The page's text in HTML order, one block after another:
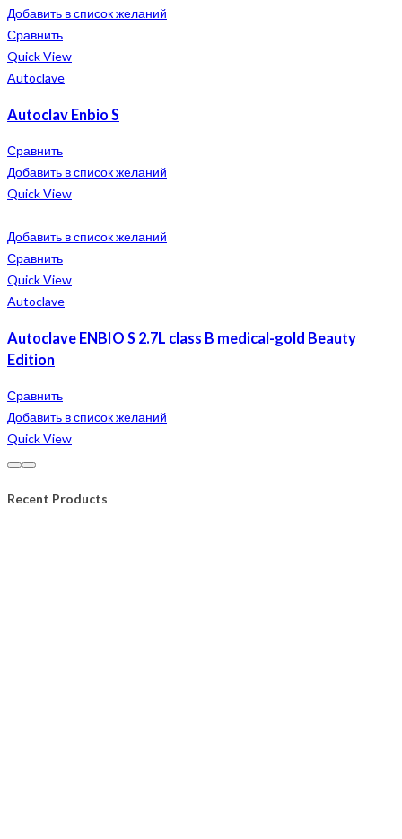
Добавить в список желаний
Сравнить
Quick View
Autoclave
Autoclav Enbio S
Сравнить
Добавить в список желаний
Quick View
Добавить в список желаний
Сравнить
Quick View
Autoclave
Autoclave ENBIO S 2.7L class B medical-gold Beauty
Edition
Сравнить
Добавить в список желаний
Quick View
Recent Products